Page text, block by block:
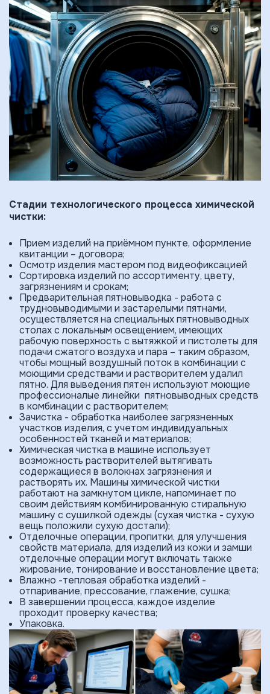
Стадии технологического процесса химической
чистки:
Прием изде­лий на приёмном пункте, оформление
квитанции – договора;
Осмотр изделия мастером под видеофиксацией
Сортировка изделий по ассортименту, цвету,
загрязнениям и срокам;
Предварительная пятновыводка - работа с
трудновыводимыми и застарелыми пятнами,
осуществляется на специальных пятновыводных
столах с локальным освещением, имеющих
рабочую поверхность с вытяжкой и пистолеты для
подачи сжатого воздуха и пара – таким образом,
чтобы мощный воздушный поток в комбинации с
моющими средствами и растворителем удалил
пятно. Для выведения пятен используют моющие
профессионалые линейки пятновыводных средств
в комбинации с растворителем;
Зачистка - обработка наиболее загрязнен­ных
участков изделия, с учетом индивидуальных
особенностей тканей и материалов;
Химическая чистка в машине использует
возможность растворителей вытягивать
содержащиеся в волокнах загрязнения и
растворять их. Машины химической чистки
работают на замкнутом цикле, напоминает по
своим действиям комбинированную стиральную
машину с сушилкой одежды (сухая чистка - сухую
вещь положили сухую достали);
Отделочные операции, пропитки, для улучшения
свойств материала, для изделий из кожи и замши
отделочные операции могут включать также
жирование, тонирование и восста­новление цвета;
Влажно -тепловая обработка изделий -
отпаривание, прессование, глажение, сушка;
В завершении процесса, каждое изделие
проходит проверку качества;
Упаковка.